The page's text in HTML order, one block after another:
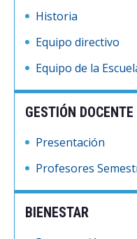
Historia
Equipo directivo
Equipo de la
GESTIÓN DOCENTE
Presentación
Profesores
BIENESTAR